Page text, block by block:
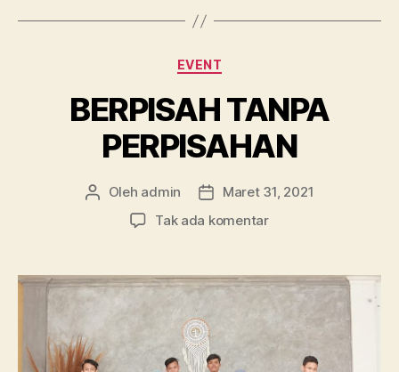
Kategori
EVENT
BERPISAH TANPA
PERPISAHAN
Penulis
artikel
Oleh admin
Tanggal
artikel
Maret 31, 2021
Tak ada komentarpada
PERPISAHAN